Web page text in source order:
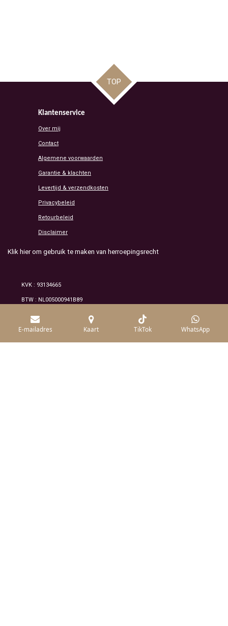
TOP
Klantenservice
Over mij
Contact
Algemene voorwaarden
Garantie & klachten
Levertijd & verzendkosten
Privacybeleid
Retourbeleid
Disclaimer
Klik hier om gebruik te maken van herroepingsrecht
KVK : 93134665
BTW : NL005000941B89
© 2026 Alle rechten voorbehouden /mineraluxe
E-mailadres Kaart TikTok WhatsApp